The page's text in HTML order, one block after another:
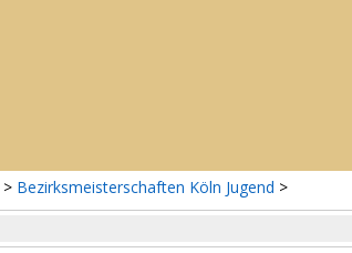
> Bezirksmeisterschaften Köln Jugend >